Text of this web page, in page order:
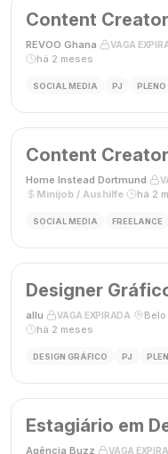
Content Creator
REVOO Ghana VAGA
há 2 meses
SOCIAL MEDIA PJ PLENO
Content
Home Instead Dortmund
Minijob / Aushilfe
há 2
SOCIAL MEDIA FREELANCE
Designer
allu VAGA EXPIRADA
há 2 meses
DESIGN GRÁFICO PJ
Estagiário em
Agência Buzz VAGA